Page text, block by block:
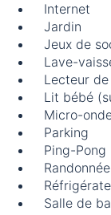
Internet
Jardin
Jeux de
Lave-
Lecteur de
Lit bébé
Micro-
Parking
Ping-Pong
Randonnée
Salle de